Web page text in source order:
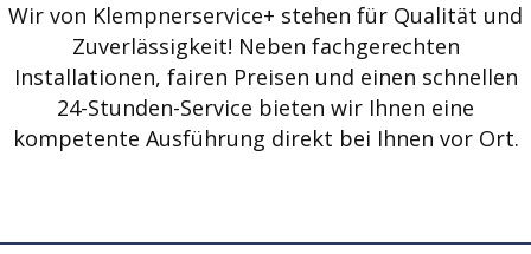
Wir von Klempnerservice+ stehen für Qualität und
Zuverlässigkeit! Neben fachgerechten
Installationen, fairen Preisen und einen schnellen
24-Stunden-Service bieten wir Ihnen eine
kompetente Ausführung direkt bei Ihnen vor Ort.